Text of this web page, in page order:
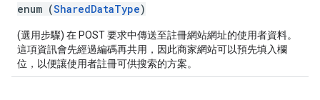
enum (SharedDataType)
(選用步驟) 在 POST 要求中傳送至註冊網站網址的使用者資料。
這項資訊會先經過編碼再共用，因此商家網站可以預先填入欄
位，以便讓使用者註冊可供搜索的方案。